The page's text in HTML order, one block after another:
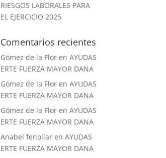
RIESGOS LABORALES PARA
EL EJERCICIO 2025
Comentarios recientes
Gómez de la Flor enAYUDAS
ERTE FUERZA MAYOR DANA
Gómez de la Flor enAYUDAS
ERTE FUERZA MAYOR DANA
Gómez de la Flor enAYUDAS
ERTE FUERZA MAYOR DANA
Anabel fenollar enAYUDAS
ERTE FUERZA MAYOR DANA